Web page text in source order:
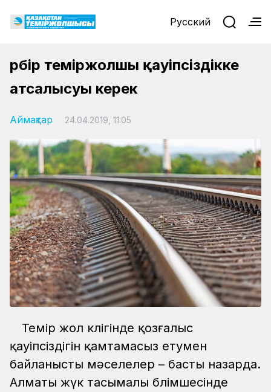
Русский
Әрбір теміржолшы қауіпсіздікке
атсалысуы керек
Аймақтар 24.04.2019, 11:05
Темір жол көлігінде қозғалыс
қауіпсіздігін қамтамасыз етумен
байланысты мәселелер – басты назарда.
Алматы жүк тасымалы бөлімшесінде